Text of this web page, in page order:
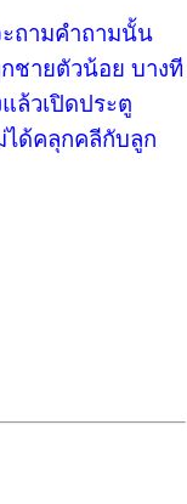
ถามคำถามนั้น
ชายตัวน้อย บางที
ล้วเปิดประตู
ด้คลุกคลีกับลูก